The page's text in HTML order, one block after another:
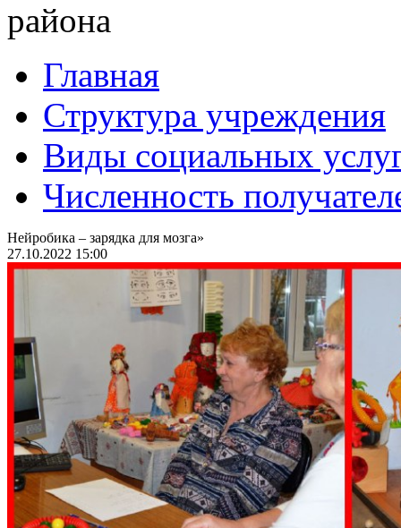
района
Главная
Структура учреждения
Виды социальных
Численность
Нейробика – зарядка для мозга»
27.10.2022 15:00